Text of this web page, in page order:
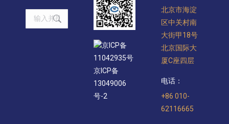
Search:
京ICP备
11042935号
京ICP备
13049006
号-2
北京市海淀
区中关村南
大街甲18号
北京国际大
厦C座四层
电话：
+86 010-
62116665